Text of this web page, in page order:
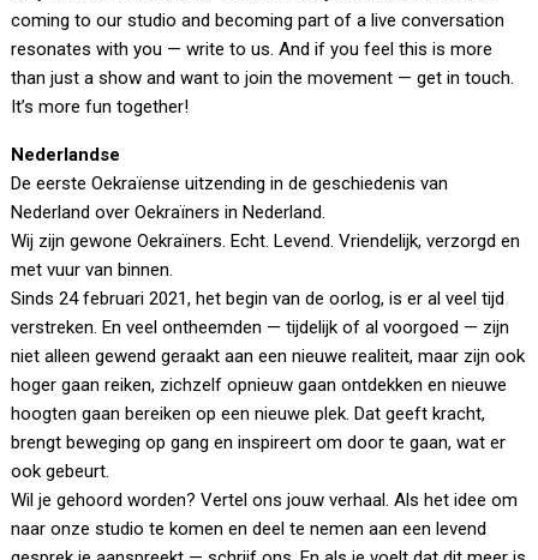
coming to our studio and becoming part of a live conversation
resonates with you — write to us. And if you feel this is more
than just a show and want to join the movement — get in touch.
It’s more fun together!
Nederlandse
De eerste Oekraïense uitzending in de geschiedenis van
Nederland over Oekraïners in Nederland.
Wij zijn gewone Oekraïners. Echt. Levend. Vriendelijk, verzorgd en
met vuur van binnen.
Sinds 24 februari 2021, het begin van de oorlog, is er al veel tijd
verstreken. En veel ontheemden — tijdelijk of al voorgoed — zijn
niet alleen gewend geraakt aan een nieuwe realiteit, maar zijn ook
hoger gaan reiken, zichzelf opnieuw gaan ontdekken en nieuwe
hoogten gaan bereiken op een nieuwe plek. Dat geeft kracht,
brengt beweging op gang en inspireert om door te gaan, wat er
ook gebeurt.
Wil je gehoord worden? Vertel ons jouw verhaal. Als het idee om
naar onze studio te komen en deel te nemen aan een levend